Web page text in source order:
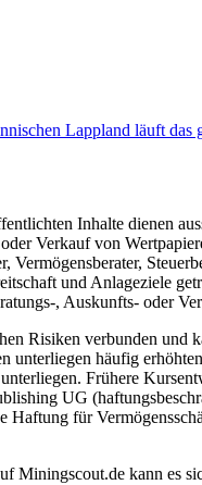
Lappland läuft
Inhalte dienen
Verkauf von
und Anlageziele
, Auskunfts- oder
Risiken verbunden
häufig
Frühere
UG
für
Miningscout.de kann es